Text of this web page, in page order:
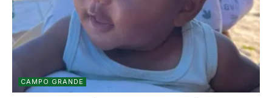
CAMPO GRANDE